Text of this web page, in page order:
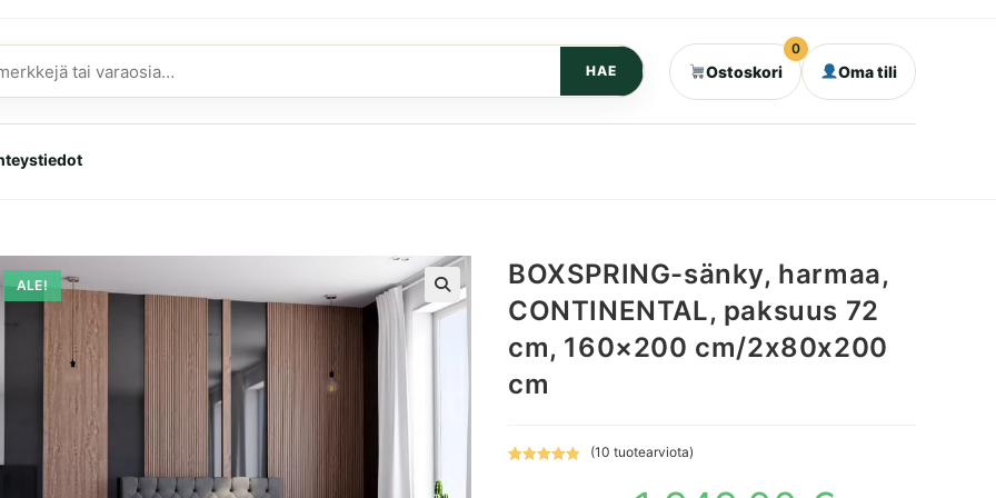
HAE Ostoskori
0
Oma tili
ALE!
BOXSPRING-sänky, harmaa,
CONTINENTAL, paksuus 72
cm, 160×200 cm/2x80x200
cm
(10 tuotearviota)
Alkuperäinen